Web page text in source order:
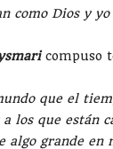
como Dios y yo
compuso
que el
los que están
algo grande